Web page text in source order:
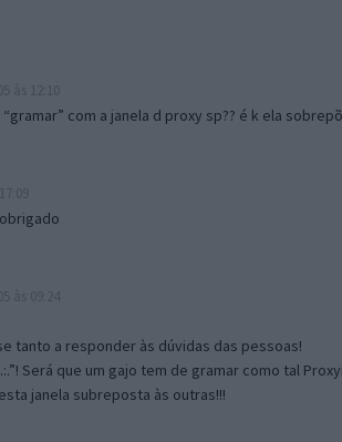
com a janela d proxy sp?? é k ela
tanto a responder às dúvidas das pessoas!
Será que um gajo tem de gramar como tal
janela subreposta às outras!!!